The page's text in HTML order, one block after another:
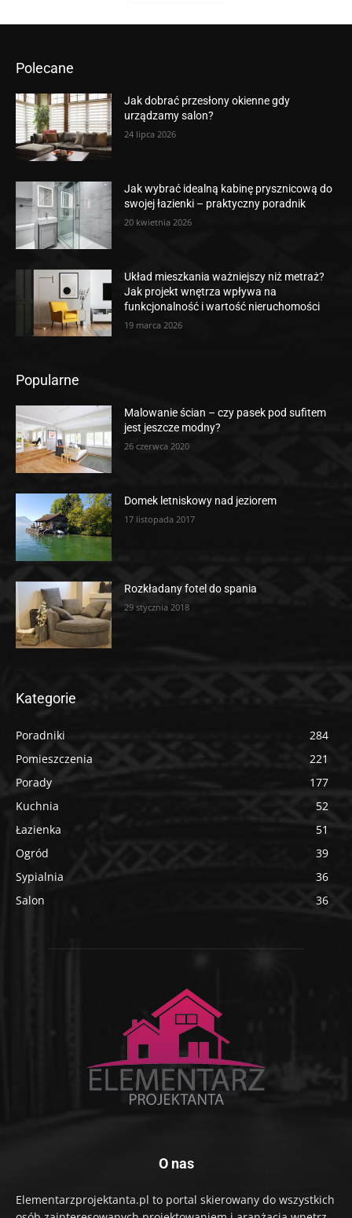
Polecane
Jak dobrać przesłony okienne gdy
urządzamy salon?
24 lipca 2026
Jak wybrać idealną kabinę prysznicową do
swojej łazienki – praktyczny poradnik
20 kwietnia 2026
Układ mieszkania ważniejszy niż metraż?
Jak projekt wnętrza wpływa na
funkcjonalność i wartość nieruchomości
19 marca 2026
Popularne
Malowanie ścian – czy pasek pod sufitem
jest jeszcze modny?
26 czerwca 2020
Domek letniskowy nad jeziorem
17 listopada 2017
Rozkładany fotel do spania
29 stycznia 2018
Kategorie
Poradniki
284
Pomieszczenia
221
Porady
177
Kuchnia
52
Łazienka
51
Ogród
39
Sypialnia
36
Salon
36
O nas
Elementarzprojektanta.pl to portal skierowany do wszystkich